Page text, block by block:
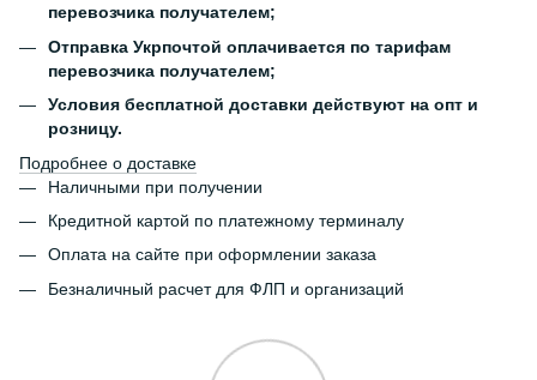
перевозчика получателем;
Отправка Укрпочтой оплачивается по тарифам
перевозчика получателем;
Условия бесплатной доставки действуют на опт и
розницу.
Подробнее о доставке
Наличными при получении
Кредитной картой по платежному терминалу
Оплата на сайте при оформлении заказа
Безналичный расчет для ФЛП и организаций